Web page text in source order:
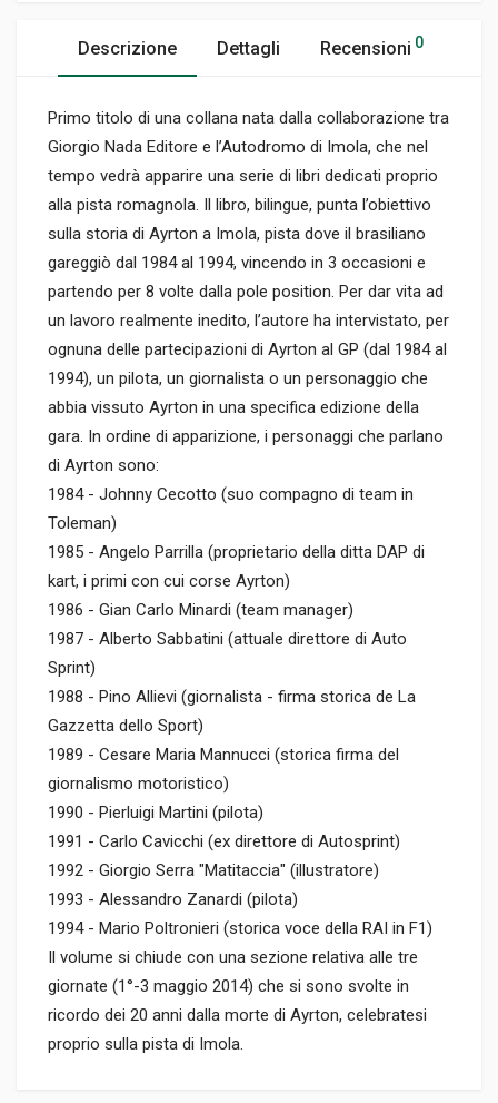
Descrizione Dettagli Recensioni 0
Primo titolo di una collana nata dalla collaborazione tra
Giorgio Nada Editore e l’Autodromo di Imola, che nel
tempo vedrà apparire una serie di libri dedicati proprio
alla pista romagnola. Il libro, bilingue, punta l’obiettivo
sulla storia di Ayrton a Imola, pista dove il brasiliano
gareggiò dal 1984 al 1994, vincendo in 3 occasioni e
partendo per 8 volte dalla pole position. Per dar vita ad
un lavoro realmente inedito, l’autore ha intervistato, per
ognuna delle partecipazioni di Ayrton al GP (dal 1984 al
1994), un pilota, un giornalista o un personaggio che
abbia vissuto Ayrton in una specifica edizione della
gara. In ordine di apparizione, i personaggi che parlano
di Ayrton sono:
1984 - Johnny Cecotto (suo compagno di team in
Toleman)
1985 - Angelo Parrilla (proprietario della ditta DAP di
kart, i primi con cui corse Ayrton)
1986 - Gian Carlo Minardi (team manager)
1987 - Alberto Sabbatini (attuale direttore di Auto
Sprint)
1988 - Pino Allievi (giornalista - firma storica de La
Gazzetta dello Sport)
1989 - Cesare Maria Mannucci (storica firma del
giornalismo motoristico)
1990 - Pierluigi Martini (pilota)
1991 - Carlo Cavicchi (ex direttore di Autosprint)
1992 - Giorgio Serra "Matitaccia" (illustratore)
1993 - Alessandro Zanardi (pilota)
1994 - Mario Poltronieri (storica voce della RAI in F1)
Il volume si chiude con una sezione relativa alle tre
giornate (1°-3 maggio 2014) che si sono svolte in
ricordo dei 20 anni dalla morte di Ayrton, celebratesi
proprio sulla pista di Imola.